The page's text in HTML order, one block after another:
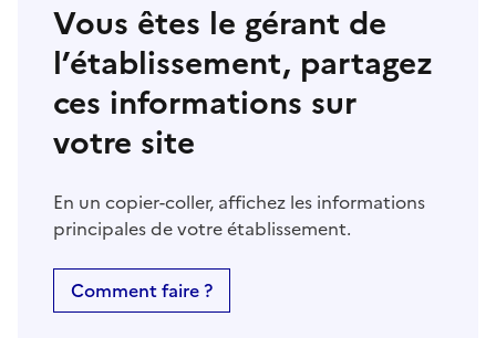
Vous êtes le gérant de
l’établissement, partagez
ces informations sur
votre site
En un copier-coller, affichez les informations
principales de votre établissement.
Comment faire ?